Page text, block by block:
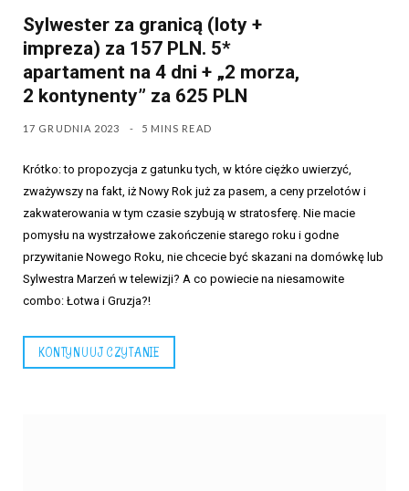
Sylwester za granicą (loty +
impreza) za 157 PLN. 5*
apartament na 4 dni + „2 morza,
2 kontynenty” za 625 PLN
17 GRUDNIA 2023 5 MINS READ
Krótko: to propozycja z gatunku tych, w które ciężko uwierzyć,
zważywszy na fakt, iż Nowy Rok już za pasem, a ceny przelotów i
zakwaterowania w tym czasie szybują w stratosferę. Nie macie
pomysłu na wystrzałowe zakończenie starego roku i godne
przywitanie Nowego Roku, nie chcecie być skazani na domówkę lub
Sylwestra Marzeń w telewizji? A co powiecie na niesamowite
combo: Łotwa i Gruzja?!
KONTYNUUJ CZYTANIE